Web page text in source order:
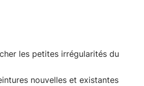
les petites irrégularités du
nouvelles et existantes